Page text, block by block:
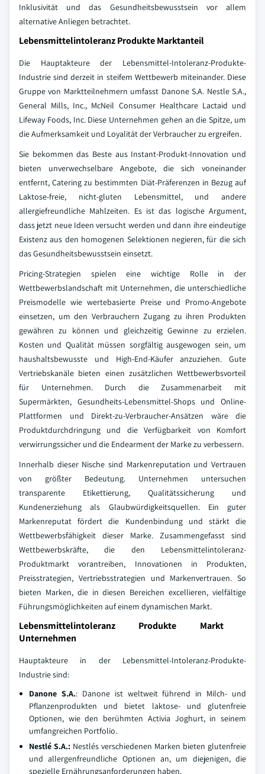
Inklusivität und das Gesundheitsbewusstsein vor allem
alternative Anliegen betrachtet.
Lebensmittelintoleranz Produkte Marktanteil
Die Hauptakteure der Lebensmittel-Intoleranz-Produkte-
Industrie sind derzeit in steifem Wettbewerb miteinander. Diese
Gruppe von Marktteilnehmern umfasst Danone S.A. Nestle S.A.,
General Mills, Inc., McNeil Consumer Healthcare Lactaid und
Lifeway Foods, Inc. Diese Unternehmen gehen an die Spitze, um
die Aufmerksamkeit und Loyalität der Verbraucher zu ergreifen.
Sie bekommen das Beste aus Instant-Produkt-Innovation und
bieten unverwechselbare Angebote, die sich voneinander
entfernt, Catering zu bestimmten Diät-Präferenzen in Bezug auf
Laktose-freie, nicht-gluten Lebensmittel, und andere
allergiefreundliche Mahlzeiten. Es ist das logische Argument,
dass jetzt neue Ideen versucht werden und dann ihre eindeutige
Existenz aus den homogenen Selektionen negieren, für die sich
das Gesundheitsbewusstsein einsetzt.
Pricing-Strategien spielen eine wichtige Rolle in der
Wettbewerbslandschaft mit Unternehmen, die unterschiedliche
Preismodelle wie wertebasierte Preise und Promo-Angebote
einsetzen, um den Verbrauchern Zugang zu ihren Produkten
gewähren zu können und gleichzeitig Gewinne zu erzielen.
Kosten und Qualität müssen sorgfältig ausgewogen sein, um
haushaltsbewusste und High-End-Käufer anzuziehen. Gute
Vertriebskanäle bieten einen zusätzlichen Wettbewerbsvorteil
für Unternehmen. Durch die Zusammenarbeit mit
Supermärkten, Gesundheits-Lebensmittel-Shops und Online-
Plattformen und Direkt-zu-Verbraucher-Ansätzen wäre die
Produktdurchdringung und die Verfügbarkeit von Komfort
verwirrungssicher und die Endearment der Marke zu verbessern.
Innerhalb dieser Nische sind Markenreputation und Vertrauen
von größter Bedeutung. Unternehmen untersuchen
transparente Etikettierung, Qualitätssicherung und
Kundenerziehung als Glaubwürdigkeitsquellen. Ein guter
Markenreputat fördert die Kundenbindung und stärkt die
Wettbewerbsfähigkeit dieser Marke. Zusammengefasst sind
Wettbewerbskräfte, die den Lebensmittelintoleranz-
Produktmarkt vorantreiben, Innovationen in Produkten,
Preisstrategien, Vertriebsstrategien und Markenvertrauen. So
bieten Marken, die in diesen Bereichen excellieren, vielfältige
Führungsmöglichkeiten auf einem dynamischen Markt.
Lebensmittelintoleranz Produkte Markt
Unternehmen
Hauptakteure in der Lebensmittel-Intoleranz-Produkte-
Industrie sind:
Danone S.A.: Danone ist weltweit führend in Milch- und
Pflanzenprodukten und bietet laktose- und glutenfreie
Optionen, wie den berühmten Activia Joghurt, in seinem
umfangreichen Portfolio.
Nestlé S.A.: Nestlés verschiedenen Marken bieten glutenfreie
und allergenfreundliche Optionen an, um diejenigen, die
spezielle Ernährungsanforderungen haben.